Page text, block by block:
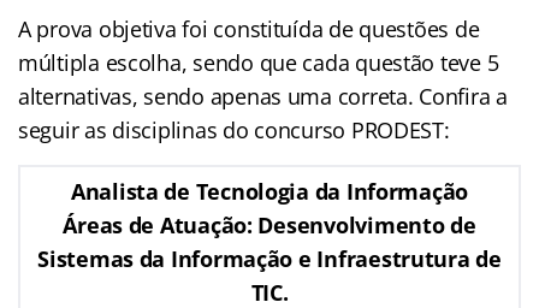
A prova objetiva foi constituída de questões de
múltipla escolha, sendo que cada questão teve 5
alternativas, sendo apenas uma correta. Confira a
seguir as disciplinas do concurso PRODEST:
Analista de Tecnologia da Informação
Áreas de Atuação: Desenvolvimento de
Sistemas da Informação e Infraestrutura de
TIC.